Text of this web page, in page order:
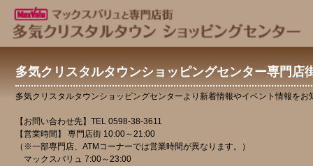
多気クリスタルタウンショッピングセンター専門店
多気クリスタルタウンショッピングセンターより新着情報やイベント情報をお
【お問い合わせ先】TEL 0598-38-3611
【営業時間】 専門店街 10:00～21:00
（※一部専門店、ATMコーナーでは営業時間が異なります。）
マックスバリュ 7:00～23:00